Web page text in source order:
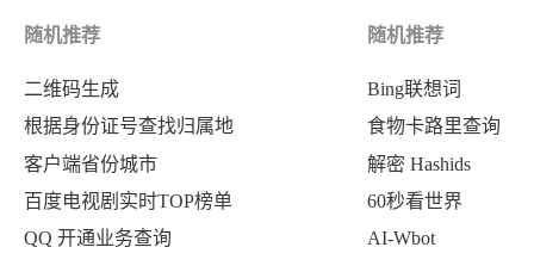
随机推荐
二维码生成
根据身份证号查找归属地
客户端省份城市
百度电视剧实时TOP榜单
QQ 开通业务查询
随机推荐
Bing联想词
食物卡路里查询
解密 Hashids
60秒看世界
AI-Wbot